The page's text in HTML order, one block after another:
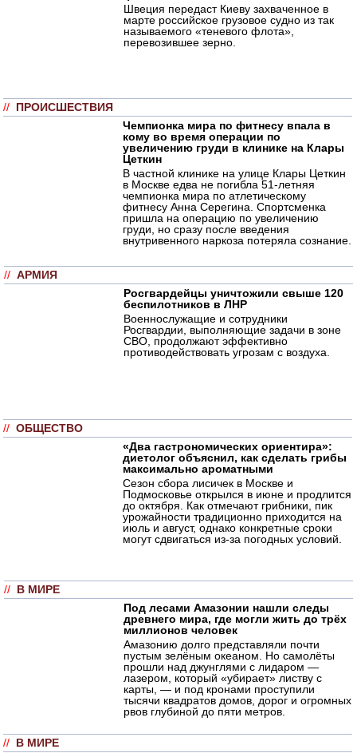
Швеция передаст Киеву захваченное в
марте российское грузовое судно из так
называемого «теневого флота»,
перевозившее зерно.
// ПРОИСШЕСТВИЯ
Чемпионка мира по фитнесу впала в
кому во время операции по
увеличению груди в клинике на Клары
Цеткин
В частной клинике на улице Клары Цеткин
в Москве едва не погибла 51-летняя
чемпионка мира по атлетическому
фитнесу Анна Серегина. Спортсменка
пришла на операцию по увеличению
груди, но сразу после введения
внутривенного наркоза потеряла сознание.
// АРМИЯ
Росгвардейцы уничтожили свыше 120
беспилотников в ЛНР
Военнослужащие и сотрудники
Росгвардии, выполняющие задачи в зоне
СВО, продолжают эффективно
противодействовать угрозам с воздуха.
// ОБЩЕСТВО
«Два гастрономических ориентира»:
диетолог объяснил, как сделать грибы
максимально ароматными
Сезон сбора лисичек в Москве и
Подмосковье открылся в июне и продлится
до октября. Как отмечают грибники, пик
урожайности традиционно приходится на
июль и август, однако конкретные сроки
могут сдвигаться из-за погодных условий.
// В МИРЕ
Под лесами Амазонии нашли следы
древнего мира, где могли жить до трёх
миллионов человек
Амазонию долго представляли почти
пустым зелёным океаном. Но самолёты
прошли над джунглями с лидаром —
лазером, который «убирает» листву с
карты, — и под кронами проступили
тысячи квадратов домов, дорог и огромных
рвов глубиной до пяти метров.
// В МИРЕ